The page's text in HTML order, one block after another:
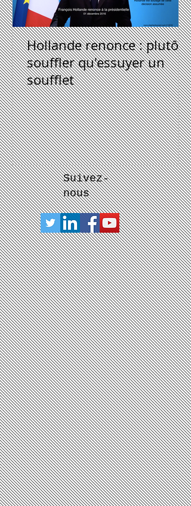
Hollande renonce : plutôt
souffler qu'essuyer un
soufflet
Suivez-
nous